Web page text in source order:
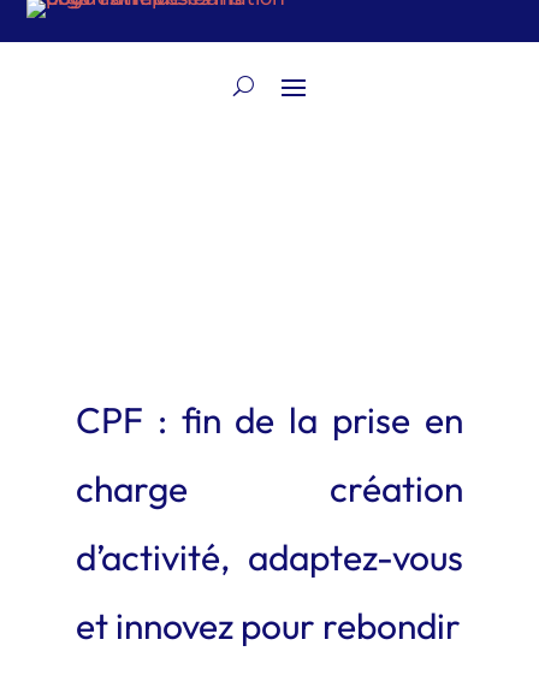
CPF : fin de la prise en
charge création
d’activité, adaptez-vous
et innovez pour rebondir